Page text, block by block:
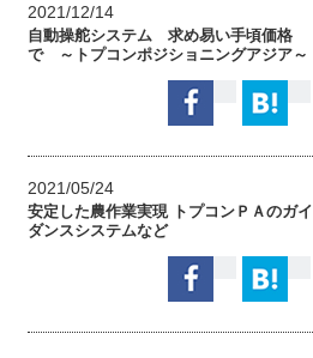
2021/12/14
自動操舵システム 求め易い手頃価格
で ～トプコンポジショニングアジア～
2021/05/24
安定した農作業実現 トプコンＰＡのガイ
ダンスシステムなど